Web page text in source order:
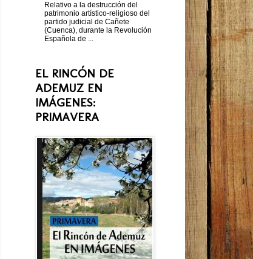
Relativo a la destrucción del
patrimonio artístico-religioso del
partido judicial de Cañete
(Cuenca), durante la Revolución
Española de ...
EL RINCÓN DE
ADEMUZ EN
IMÁGENES:
PRIMAVERA